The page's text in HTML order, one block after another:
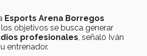
Esports Arena Borregos
objetivos se busca generar
profesionales, señaló Iván
entrenador.